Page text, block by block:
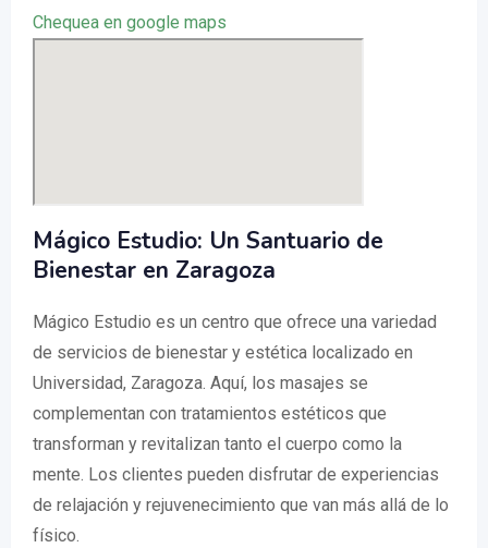
Chequea en google maps
Mágico Estudio: Un Santuario de
Bienestar en Zaragoza
Mágico Estudio es un centro que ofrece una variedad
de servicios de bienestar y estética localizado en
Universidad, Zaragoza. Aquí, los masajes se
complementan con tratamientos estéticos que
transforman y revitalizan tanto el cuerpo como la
mente. Los clientes pueden disfrutar de experiencias
de relajación y rejuvenecimiento que van más allá de lo
físico.